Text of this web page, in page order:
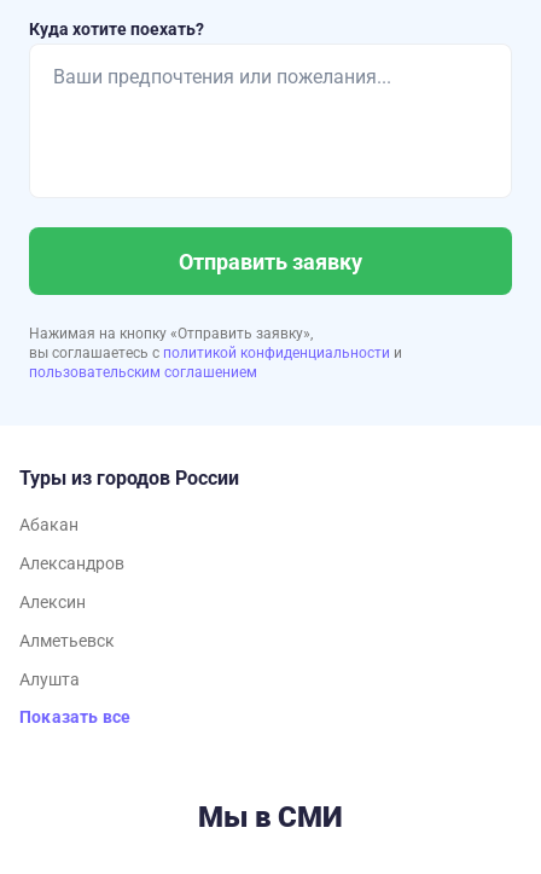
Куда хотите поехать?
Отправить заявку
Нажимая на кнопку «Отправить заявку»,
вы соглашаетесь с политикой конфиденциальности и
пользовательским соглашением
Туры из городов России
Абакан
Александров
Алексин
Алметьевск
Алушта
Показать все
Мы в СМИ